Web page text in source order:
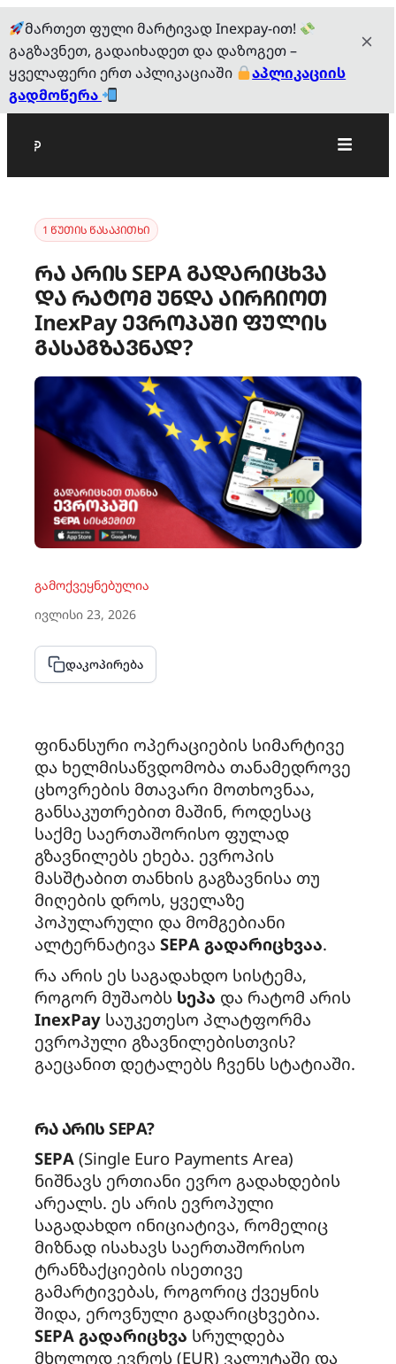
მართეთ ფული მარტივად Inexpay-ით!
გაგზავნეთ, გადაიხადეთ და დაზოგეთ –
ყველაფერი ერთ აპლიკაციაში
აპლიკაციის
გადმოწერა
1 წუთის წასაკითხი
რა არის SEPA გადარიცხვა
და რატომ უნდა აირჩიოთ
InexPay ევროპაში ფულის
გასაგზავნად?
გამოქვეყნებულია
ივლისი 23, 2026
ᲓᲐᲙᲝᲞᲘᲠᲔᲑᲐ
c
e
b
o
o
k
k
e
d
I
ფინანსური ოპერაციების სიმარტივე
და ხელმისაწვდომობა თანამედროვე
ცხოვრების მთავარი მოთხოვნაა,
განსაკუთრებით მაშინ, როდესაც
საქმე საერთაშორისო ფულად
გზავნილებს ეხება. ევროპის
მასშტაბით თანხის გაგზავნისა თუ
მიღების დროს, ყველაზე
პოპულარული და მომგებიანი
ალტერნატივაSEPA გადარიცხვაა.
რა არის ეს საგადახდო სისტემა,
როგორ მუშაობს სეპა და რატომ არის
InexPay საუკეთესო პლატფორმა
ევროპული გზავნილებისთვის?
გაეცანით დეტალებს ჩვენს სტატიაში.
რა არის SEPA?
SEPA (Single Euro Payments Area)
ნიშნავს ერთიანი ევრო გადახდების
არეალს. ეს არის ევროპული
საგადახდო ინიციატივა, რომელიც
მიზნად ისახავს საერთაშორისო
ტრანზაქციების ისეთივე
გამარტივებას, როგორიც ქვეყნის
შიდა, ეროვნული გადარიცხვებია.
SEPA გადარიცხვა სრულდება
მხოლოდ ევროს (EUR) ვალუტაში და